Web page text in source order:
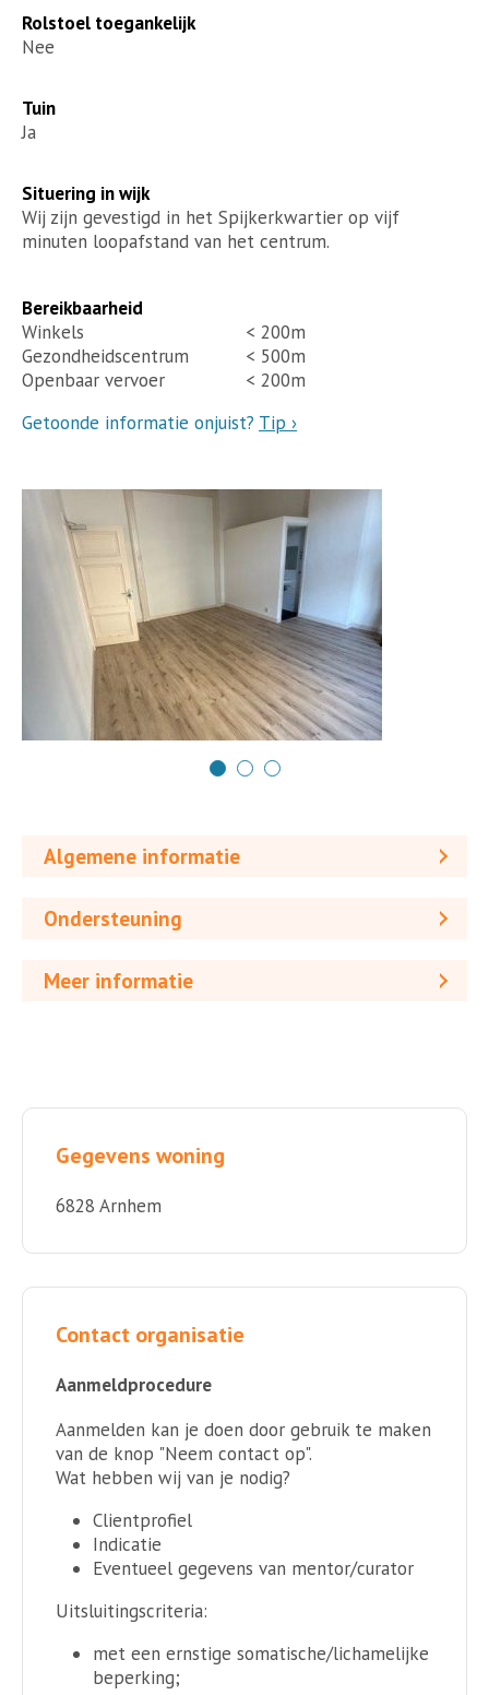
Rolstoel toegankelijk
Nee
Tuin
Ja
Situering in wijk
Wij zijn gevestigd in het Spijkerkwartier op vijf
minuten loopafstand van het centrum.
Bereikbaarheid
Winkels
< 200m
Gezondheidscentrum
< 500m
Openbaar vervoer
< 200m
Getoonde informatie onjuist? Tip ›
Algemene informatie
Ondersteuning
Meer informatie
Gegevens woning
6828 Arnhem
Contact organisatie
Aanmeldprocedure
Aanmelden kan je doen door gebruik te maken
van de knop "Neem contact op".
Wat hebben wij van je nodig?
Clientprofiel
Indicatie
Eventueel gegevens van mentor/curator
Uitsluitingscriteria:
met een ernstige somatische/lichamelijke
beperking;